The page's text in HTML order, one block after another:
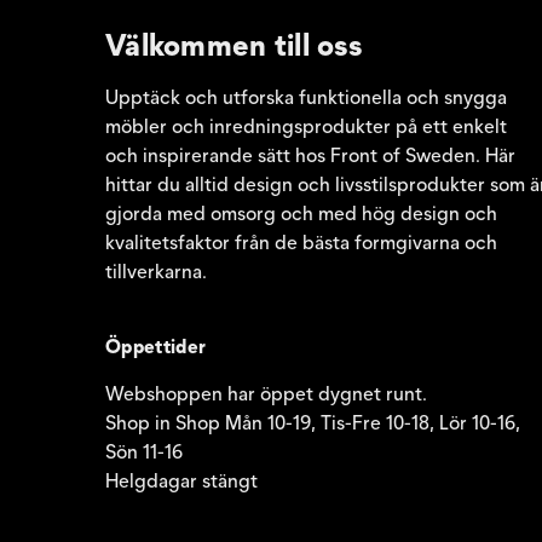
Välkommen till oss
Upptäck och utforska funktionella och snygga
möbler och inredningsprodukter på ett enkelt
och inspirerande sätt hos Front of Sweden. Här
hittar du alltid design och livsstilsprodukter som
gjorda med omsorg och med hög design och
kvalitetsfaktor från de bästa formgivarna och
tillverkarna.
Öppettider
Webshoppen har öppet dygnet runt.
Shop in Shop Mån 10-19, Tis-Fre 10-18, Lör 10-16,
Sön 11-16
Helgdagar stängt